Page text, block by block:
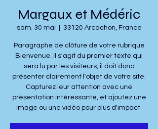
Margaux et Médéric
sam. 30 mai 33120 Arcachon, France
Paragraphe de clôture de votre rubrique
Bienvenue. Il s'agit du premier texte qui
sera lu par les visiteurs, il doit donc
présenter clairement l'objet de votre site.
Capturez leur attention avec une
présentation intéressante, et ajoutez une
image ou une vidéo pour plus d'impact.